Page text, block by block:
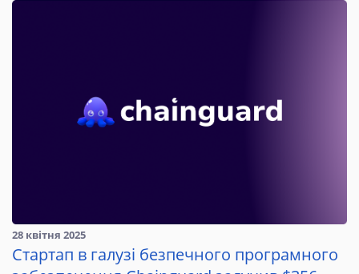
28 квітня 2025
Стартап в галузі безпечного програмного